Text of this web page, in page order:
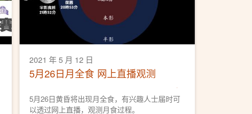
2021 年 5 月 12 日
5月26日月全食 网上直播观测
5月26日黄昏将出现月全食，有兴趣人士届时可
以透过网上直播，观测月食过程。